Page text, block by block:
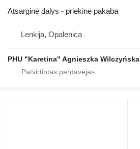
Atsarginė dalys - priekinė pakaba
Lenkija, Opalenica
PHU "Karetina" Agnieszka Wilczyńska